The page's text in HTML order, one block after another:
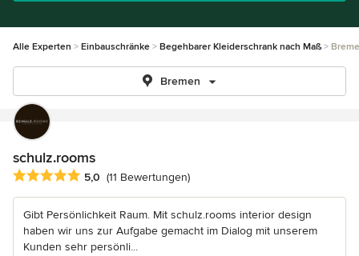
Alle Experten Einbauschränke Begehbarer Kleiderschrank nach Maß
Bremen
schulz.rooms
Durchschnittliche Bewertung: 5 von 5 Sternen
5,0 (11 Bewertungen)
Gibt Persönlichkeit Raum. Mit schulz.rooms interior design
haben wir uns zur Aufgabe gemacht im Dialog mit unserem
Kunden sehr persönli...